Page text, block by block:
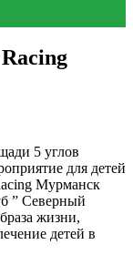
5 углов
для детей
Мурманск
” Северный
жизни,
детей в